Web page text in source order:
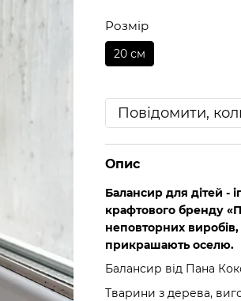
Розмір
20 см
Повідомити,
Опис
Балансир для дітей -
крафтового бренду
неповторних
прикрашають оселю.
Балансир від Пана
Тварини з дерева,